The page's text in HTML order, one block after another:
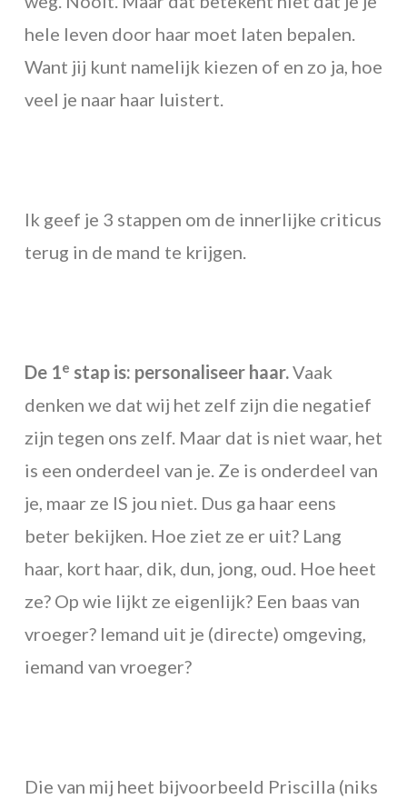
hele leven door haar moet laten bepalen.
Want jij kunt namelijk kiezen of en zo ja, hoe
veel je naar haar luistert.
Ik geef je 3 stappen om de innerlijke criticus
terug in de mand te krijgen.
De 1e stap is: personaliseer haar.Vaak
denken we dat wij het zelf zijn die negatief
zijn tegen ons zelf. Maar dat is niet waar, het
is een onderdeel van je. Ze is onderdeel van
je, maar ze IS jou niet. Dus ga haar eens
beter bekijken. Hoe ziet ze er uit? Lang
haar, kort haar, dik, dun, jong, oud. Hoe heet
ze? Op wie lijkt ze eigenlijk? Een baas van
vroeger? Iemand uit je (directe) omgeving,
iemand van vroeger?
Die van mij heet bijvoorbeeld Priscilla (niks